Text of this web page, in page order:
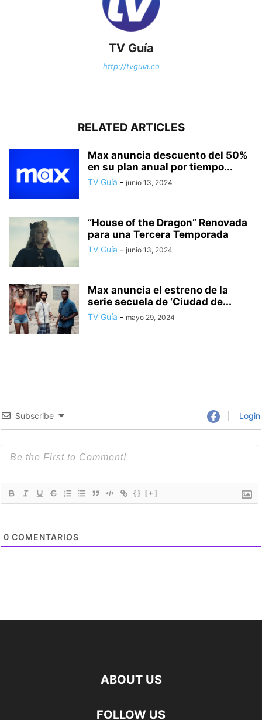
TV Guía
http://tvguia.co
RELATED ARTICLES
Max anuncia descuento del 50%
en su plan anual por tiempo...
TV Guía - junio 13, 2024
“House of the Dragon” Renovada
para una Tercera Temporada
TV Guía - junio 13, 2024
Max anuncia el estreno de la
serie secuela de ‘Ciudad de...
TV Guía - mayo 29, 2024
Subscribe Login
{} [+]
0 COMENTARIOS
ABOUT US
FOLLOW US